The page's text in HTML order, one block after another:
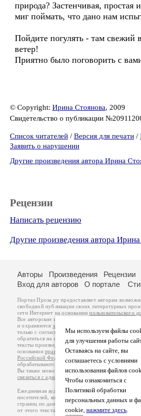
природа? Застенчивая, простая
миг поймать, что дано нам
Пойдите погулять - там свежий
ветер!
Приятно было поговорить с
© Copyright: Ирина Стоянова, 2009
Свидетельство о публикации
Список читателей / Версия для печати /
Заявить о нарушении
Другие произведения автора Ирина
Рецензии
Написать рецензию
Другие произведения автора
Мы используем файлы
для улучшения работы
Оставаясь на сайте, вы
соглашаетесь с условиями
использования файлов
Чтобы ознакомиться с
Политикой обработки
персональных данных и
cookie, нажмите здесь.
Авторы Произведения Рецензии
Вход для авторов
О портале
Портал Проза.ру предоставляет авторам
свободной публикации своих литературных
сети Интернет на основаниипользовательского
Все авторские права на произведения
и охраняются законом
. Перепечатка
только с согласия его автора, к которому вы
обратиться на его авторской странице.
тексты произведений авторы несут
основанииправил публикацииизаконодательства
Российской Федерации
обрабатываются на основанииПолитики
Вы также можете посмотреть более подробную
связаться с администрацией
Ежедневная аудитория портала Проза.ру –
посетителей, которые в общей сумме
страниц по данным счетчика посещаемости,
от этого текста. В каждой графе указано по две